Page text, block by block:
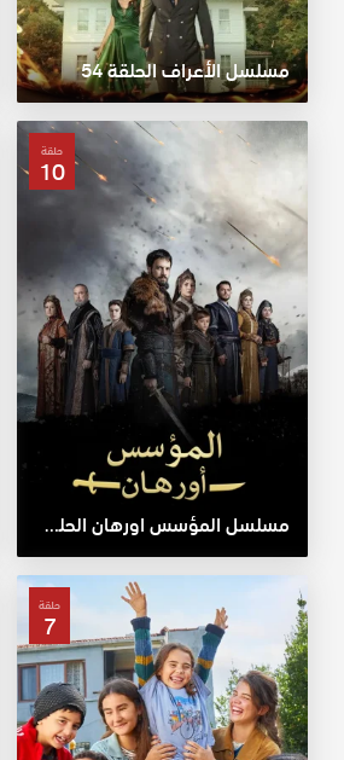
مسلسل الأعراف الحلقة 54
حلقة
10
مسلسل المؤسس اورهان الحلقة 10
حلقة
7